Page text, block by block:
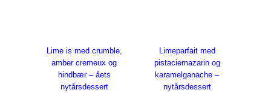
Lime is med crumble,
amber cremeux og
hindbær – åets
nytårsdessert
Limeparfait med
pistaciemazarin og
karamelganache –
nytårsdessert